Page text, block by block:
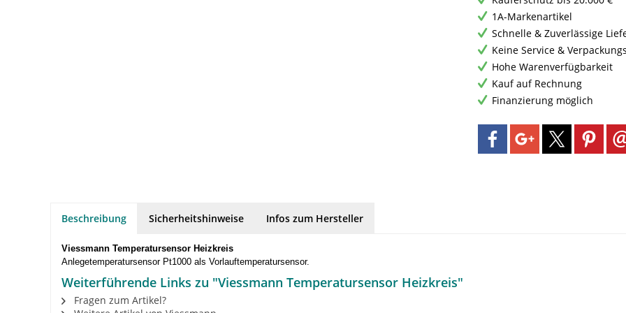
1A-Markenartikel
Schnelle & Zuverlässige
Keine Service &
Hohe Warenverfügbarkeit
Kauf auf Rechnung
Finanzierung möglich
Beschreibung Sicherheitshinweise Infos zum Hersteller
Viessmann Temperatursensor Heizkreis
Anlegetemperatursensor Pt1000 als Vorlauftemperatursensor.
Weiterführende Links zu "Viessmann Temperatursensor Heizkreis"
Fragen zum Artikel?